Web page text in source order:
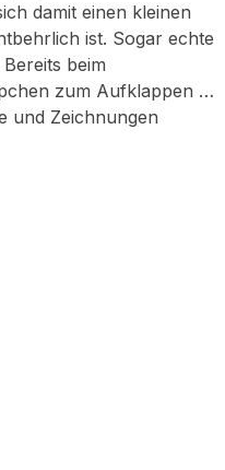
damit einen kleinen
ist. Sogar echte
beim
zum Aufklappen …
und Zeichnungen